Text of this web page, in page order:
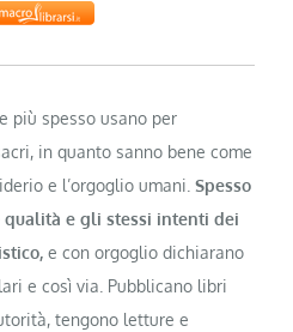
più spesso usano per
in quanto sanno bene come
e l’orgoglio umani.Spesso
qualità e gli stessi intenti dei
e con orgoglio dichiarano
e così via. Pubblicano libri
tengono letture e